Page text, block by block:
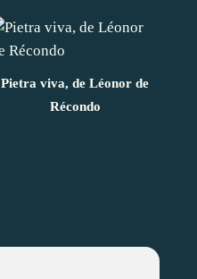
Pietra viva, de Léonor de
Récondo